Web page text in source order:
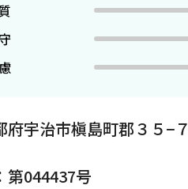
府宇治市槇島町郡３５−７
第044437号